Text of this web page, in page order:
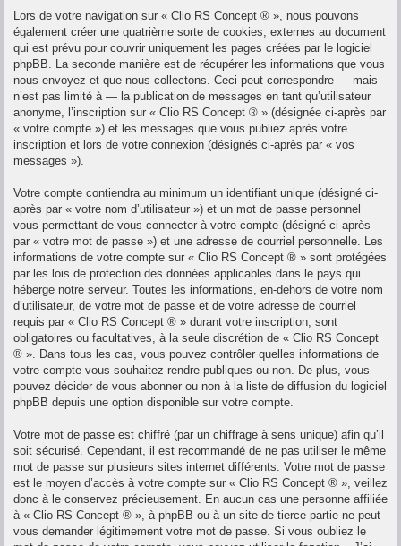
Lors de votre navigation sur « Clio RS Concept ® », nous pouvons
également créer une quatrième sorte de cookies, externes au document
qui est prévu pour couvrir uniquement les pages créées par le logiciel
phpBB. La seconde manière est de récupérer les informations que vous
nous envoyez et que nous collectons. Ceci peut correspondre — mais
n’est pas limité à — la publication de messages en tant qu’utilisateur
anonyme, l’inscription sur « Clio RS Concept ® » (désignée ci-après par
« votre compte ») et les messages que vous publiez après votre
inscription et lors de votre connexion (désignés ci-après par « vos
messages »).
Votre compte contiendra au minimum un identifiant unique (désigné ci-
après par « votre nom d’utilisateur ») et un mot de passe personnel
vous permettant de vous connecter à votre compte (désigné ci-après
par « votre mot de passe ») et une adresse de courriel personnelle. Les
informations de votre compte sur « Clio RS Concept ® » sont protégées
par les lois de protection des données applicables dans le pays qui
héberge notre serveur. Toutes les informations, en-dehors de votre nom
d’utilisateur, de votre mot de passe et de votre adresse de courriel
requis par « Clio RS Concept ® » durant votre inscription, sont
obligatoires ou facultatives, à la seule discrétion de « Clio RS Concept
® ». Dans tous les cas, vous pouvez contrôler quelles informations de
votre compte vous souhaitez rendre publiques ou non. De plus, vous
pouvez décider de vous abonner ou non à la liste de diffusion du logiciel
phpBB depuis une option disponible sur votre compte.
Votre mot de passe est chiffré (par un chiffrage à sens unique) afin qu’il
soit sécurisé. Cependant, il est recommandé de ne pas utiliser le même
mot de passe sur plusieurs sites internet différents. Votre mot de passe
est le moyen d’accès à votre compte sur « Clio RS Concept ® », veillez
donc à le conservez précieusement. En aucun cas une personne affiliée
à « Clio RS Concept ® », à phpBB ou à un site de tierce partie ne peut
vous demander légitimement votre mot de passe. Si vous oubliez le